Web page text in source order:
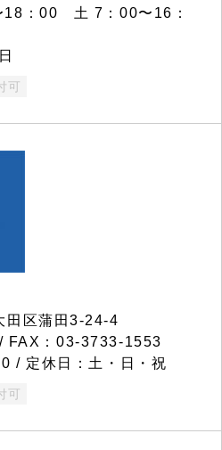
18：00 土 7：00〜16：
可
区蒲田3-24-4
FAX：03-3733-1553
/ 定休日：土・日・祝
可